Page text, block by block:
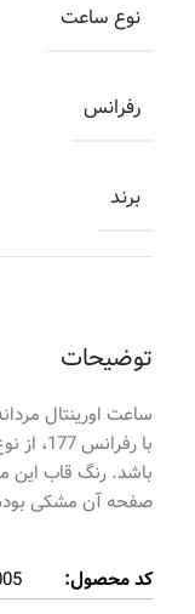
توضیحات
با
باشد. رنگ قاب این
صفحه آن مشکی بوده
کد محصول:
نوع ساعت
رفرانس
برند